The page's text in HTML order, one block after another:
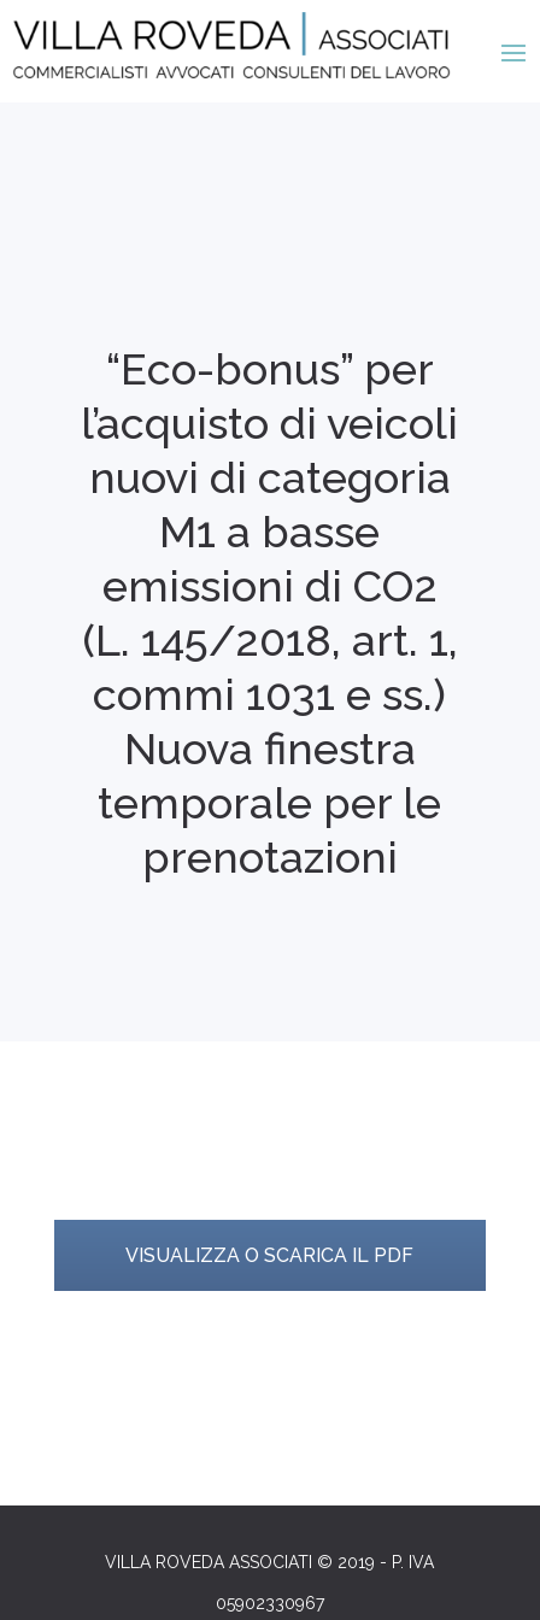
“Eco-bonus” per
l’acquisto di veicoli
nuovi di categoria
M1 a basse
emissioni di CO2
(L. 145/2018, art. 1,
commi 1031 e ss.)
Nuova finestra
temporale per le
prenotazioni
VISUALIZZA O SCARICA IL PDF
VILLA ROVEDA ASSOCIATI © 2019 - P. IVA
05902330967